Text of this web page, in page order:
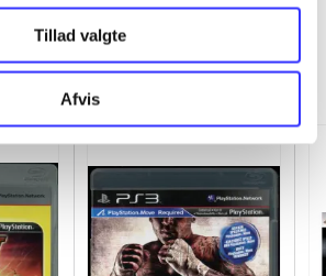
Tillad valgte
Afvis